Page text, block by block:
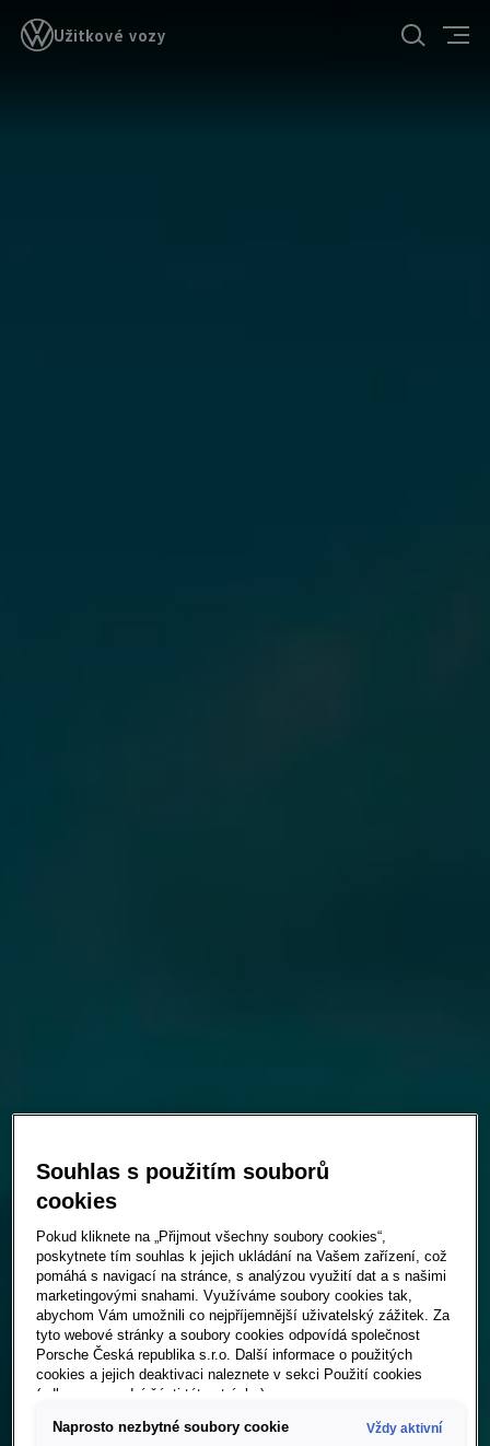
Užitkové vozy
Souhlas s použitím souborů
cookies
Pokud kliknete na „Přijmout všechny soubory cookies“,
poskytnete tím souhlas k jejich ukládání na Vašem zařízení, což
pomáhá s navigací na stránce, s analýzou využití dat a s našimi
marketingovými snahami. Využíváme soubory cookies tak,
abychom Vám umožnili co nejpříjemnější uživatelský zážitek. Za
tyto webové stránky a soubory cookies odpovídá společnost
Porsche Česká republika s.r.o. Další informace o použitých
cookies a jejich deaktivaci naleznete v sekci Použití cookies
(odkaz ve spodní části této stránky).
Naprosto nezbytné soubory cookie Vždy aktivní